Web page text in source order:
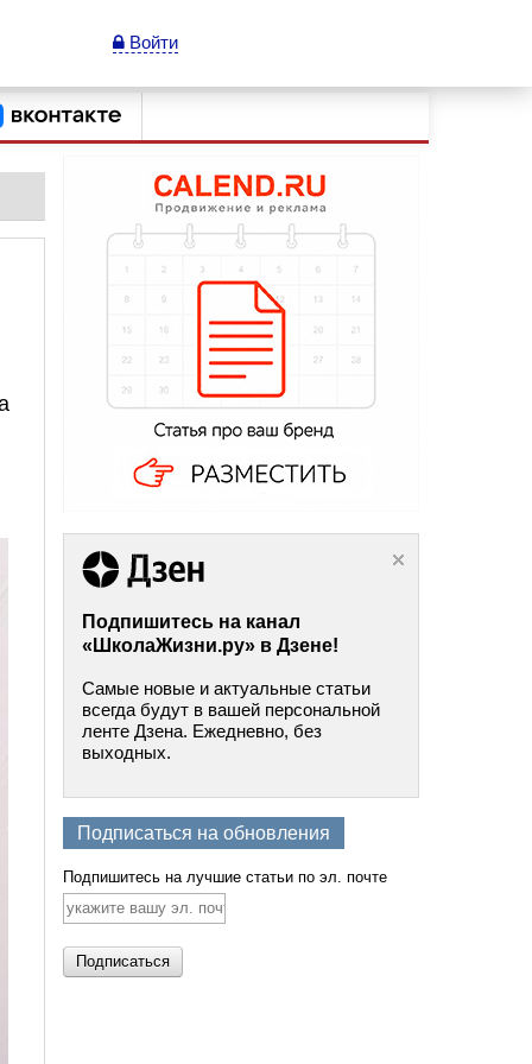
Войти
Подпишитесь на канал
«ШколаЖизни.ру» в Дзене!
Самые новые и актуальные статьи
всегда будут в вашей персональной
ленте Дзена. Ежедневно, без
выходных.
Подписаться на обновления
Подпишитесь на лучшие статьи по эл. почте